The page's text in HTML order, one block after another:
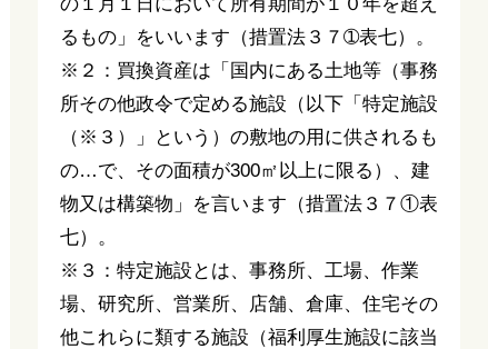
るもの」をいいます（措置法３７➀表七）。
※２：買換資産は「国内にある土地等（事務
所その他政令で定める施設（以下「特定施設
（※３）」という）の敷地の用に供されるも
の…で、その面積が300㎡以上に限る）、建
物又は構築物」を言います（措置法３７①表
七）。
※３：特定施設とは、事務所、工場、作業
場、研究所、営業所、店舗、倉庫、住宅その
他これらに類する施設（福利厚生施設に該当